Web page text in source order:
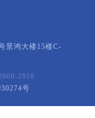
景鸿大楼15楼C-
2018
号